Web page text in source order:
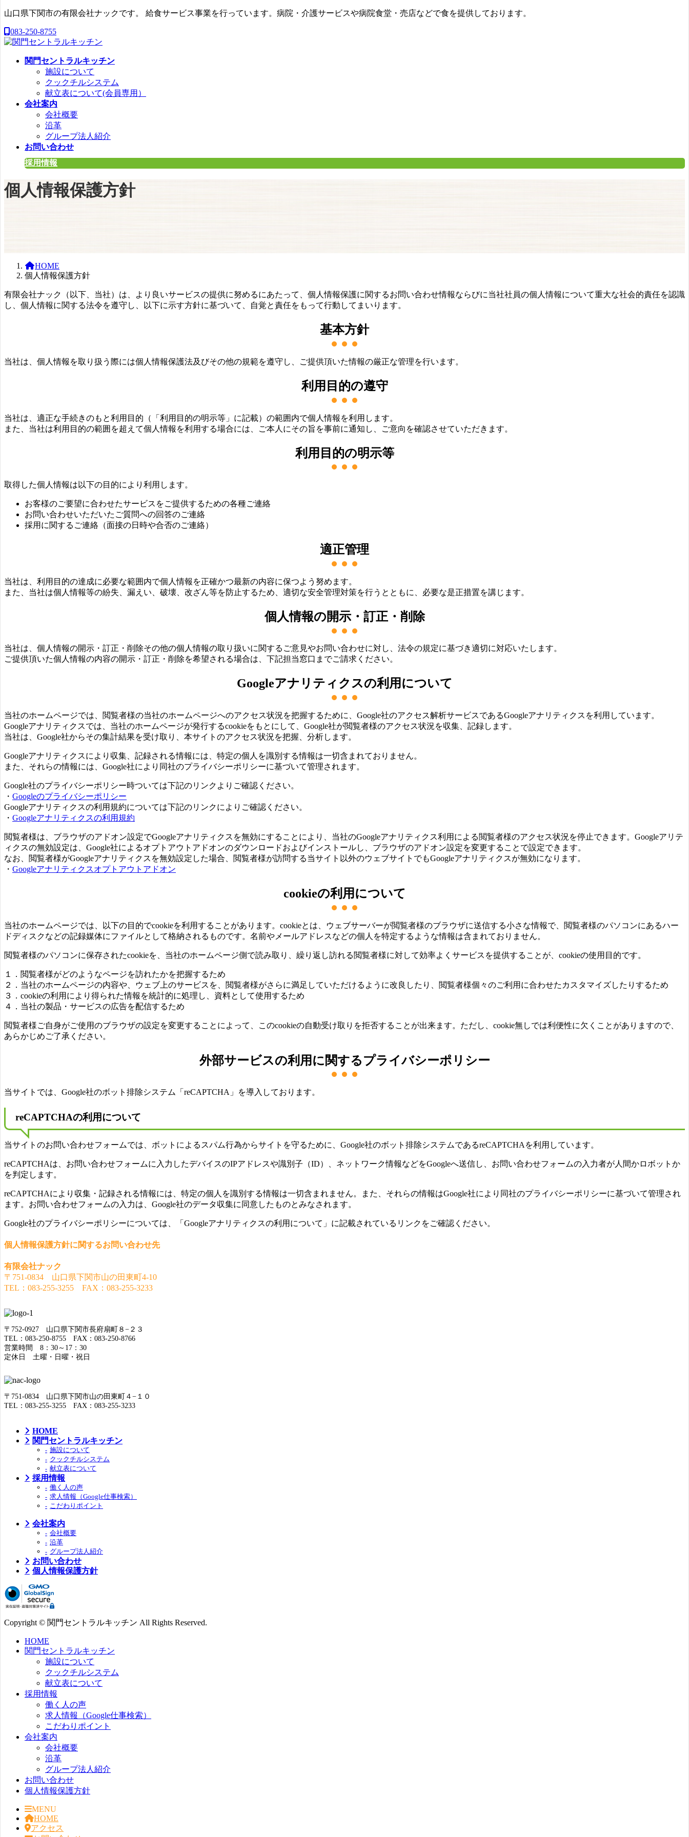
コ
テ
ン
ナ
ゲ
ー
山口県下関市の有限会社ナックです。 給食サービス事業を行っています。病院・介護サービスや病院食堂・売店などで食を提供しております。
083-250-8755
関門セントラルキッチン
施設について
クックチルシステム
献立表について(会員専用）
会社案内
会社概要
沿革
グループ法人紹介
お問い合わせ
採用情報
個人情報保護方針
HOME
個人情報保護方針
有限会社ナック（以下、当社）は、より良いサービスの提供に努めるにあたって、個人情報保護に関するお問い合わせ情報ならびに当社社員の個人情報について重大な社会的責任を認識
し、個人情報に関する法令を遵守し、以下に示す方針に基づいて、自覚と責任をもって行動してまいります。
基本方針
当社は、個人情報を取り扱う際には個人情報保護法及びその他の規範を遵守し、ご提供頂いた情報の厳正な管理を行います。
利用目的の遵守
当社は、適正な手続きのもと利用目的（「利用目的の明示等」に記載）の範囲内で個人情報を利用します。
また、当社は利用目的の範囲を超えて個人情報を利用する場合には、ご本人にその旨を事前に通知し、ご意向を確認させていただきます。
利用目的の明示等
取得した個人情報は以下の目的により利用します。
お客様のご要望に合わせたサービスをご提供するための各種ご連絡
お問い合わせいただいたご質問への回答のご連絡
採用に関するご連絡（面接の日時や合否のご連絡）
適正管理
当社は、利用目的の達成に必要な範囲内で個人情報を正確かつ最新の内容に保つよう努めます。
また、当社は個人情報等の紛失、漏えい、破壊、改ざん等を防止するため、適切な安全管理対策を行うとともに、必要な是正措置を講じます。
個人情報の開示・訂正・削除
当社は、個人情報の開示・訂正・削除その他の個人情報の取り扱いに関するご意見やお問い合わせに対し、法令の規定に基づき適切に対応いたします。
ご提供頂いた個人情報の内容の開示・訂正・削除を希望される場合は、下記担当窓口までご請求ください。
Googleアナリティクスの利用について
当社のホームページでは、閲覧者様の当社のホームページへのアクセス状況を把握するために、Google社のアクセス解析サービスであるGoogleアナリティクスを利用しています。
Googleアナリティクスでは、当社のホームページが発行するcookieをもとにして、Google社が閲覧者様のアクセス状況を収集、記録します。
当社は、Google社からその集計結果を受け取り、本サイトのアクセス状況を把握、分析します。
Googleアナリティクスにより収集、記録される情報には、特定の個人を識別する情報は一切含まれておりません。
また、それらの情報には、Google社により同社のプライバシーポリシーに基づいて管理されます。
Google社のプライバシーポリシー時ついては下記のリンクよりご確認ください。
・ Googleのプライバシーポリシー
Googleアナリティクスの利用規約については下記のリンクによりご確認ください。
・ Googleアナリティクスの利用規約
閲覧者様は、ブラウザのアドオン設定でGoogleアナリティクスを無効にすることにより、当社のGoogleアナリティクス利用による閲覧者様のアクセス状況を停止できます。Googleアリテ
ィクスの無効設定は、Google社によるオプトアウトアドオンのダウンロードおよびインストールし、ブラウザのアドオン設定を変更することで設定できます。
なお、閲覧者様がGoogleアナリティクスを無効設定した場合、閲覧者様が訪問する当サイト以外のウェブサイトでもGoogleアナリティクスが無効になります。
・ Googleアナリティクスオプトアウトアドオン
cookieの利用について
当社のホームページでは、以下の目的でcookieを利用することがあります。cookieとは、ウェブサーバーが閲覧者様のブラウザに送信する小さな情報で、閲覧者様のパソコンにあるハー
ドディスクなどの記録媒体にファイルとして格納されるものです。名前やメールアドレスなどの個人を特定するような情報は含まれておりません。
閲覧者様のパソコンに保存されたcookieを、当社のホームページ側で読み取り、繰り返し訪れる閲覧者様に対して効率よくサービスを提供することが、cookieの使用目的です。
１．閲覧者様がどのようなページを訪れたかを把握するため
２．当社のホームページの内容や、ウェブ上のサービスを、閲覧者様がさらに満足していただけるように改良したり、閲覧者様個々のご利用に合わせたカスタマイズしたりするため
３．cookieの利用により得られた情報を統計的に処理し、資料として使用するため
４．当社の製品・サービスの広告を配信するため
閲覧者様ご自身がご使用のブラウザの設定を変更することによって、このcookieの自動受け取りを拒否することが出来ます。ただし、cookie無しでは利便性に欠くことがありますので、
あらかじめご了承ください。
外部サービスの利用に関するプライバシーポリシー
当サイトでは、Google社のボット排除システム「reCAPTCHA」を導入しております。
reCAPTCHAの利用について
当サイトのお問い合わせフォームでは、ボットによるスパム行為からサイトを守るために、Google社のボット排除システムであるreCAPTCHAを利用しています。
reCAPTCHAは、お問い合わせフォームに入力したデバイスのIPアドレスや識別子（ID）、ネットワーク情報などをGoogleへ送信し、お問い合わせフォームの入力者が人間かロボットか
を判定します。
reCAPTCHAにより収集・記録される情報には、特定の個人を識別する情報は一切含まれません。また、それらの情報はGoogle社により同社のプライバシーポリシーに基づいて管理され
ます。お問い合わせフォームの入力は、Google社のデータ収集に同意したものとみなされます。
Google社のプライバシーポリシーについては、「Googleアナリティクスの利用について」に記載されているリンクをご確認ください。
個人情報保護方針に関するお問い合わせ先
有限会社ナック
〒751-0834 山口県下関市山の田東町4-10
TEL：083-255-3255 FAX：083-255-3233
〒752-0927 山口県下関市長府扇町８−２３
TEL：083-250-8755 FAX：083-250-8766
営業時間 8：30～17：30
定休日 土曜・日曜・祝日
〒751-0834 山口県下関市山の田東町４−１０
TEL：083-255-3255 FAX：083-255-3233
HOME
関門セントラルキッチン
施設について
クックチルシステム
献立表について
採用情報
働く人の声
求人情報（Google仕事検索）
こだわりポイント
会社案内
会社概要
沿革
グループ法人紹介
お問い合わせ
個人情報保護方針
Copyright © 関門セントラルキッチン All Rights Reserved.
HOME
関門セントラルキッチン
施設について
クックチルシステム
献立表について
採用情報
働く人の声
求人情報（Google仕事検索）
こだわりポイント
会社案内
会社概要
沿革
グループ法人紹介
お問い合わせ
個人情報保護方針
MENU
HOME
アクセス